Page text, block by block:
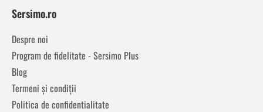
Sersimo.ro
Despre noi
Program de fidelitate - Sersimo Plus
Blog
Termeni și condiții
Politica de confidentialitate